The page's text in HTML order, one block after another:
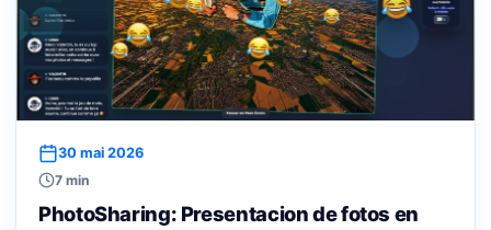
30 mai 2026
7 min
PhotoSharing: Presentacion de fotos en